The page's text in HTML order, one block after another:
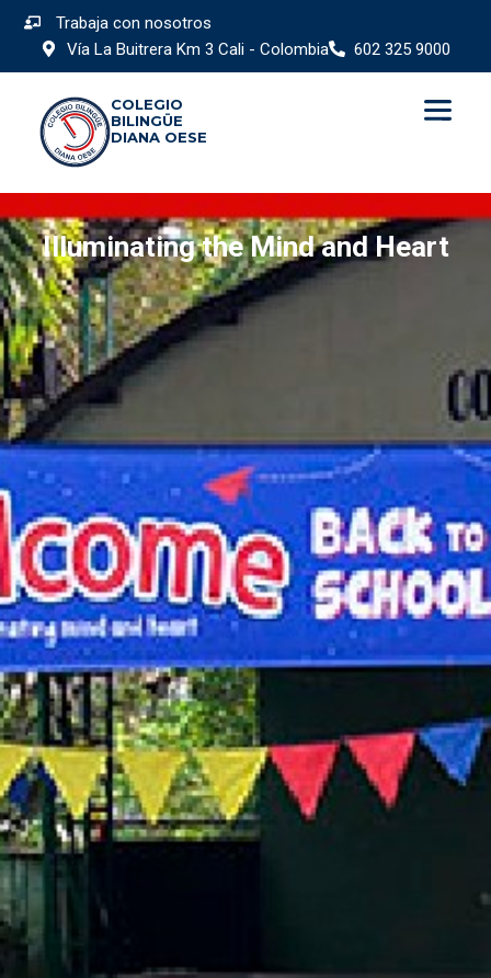
Vía La Buitrera Km 3 Cali - Colombia 602 325 9000
Trabaja con nosotros
COLEGIO
BILINGÜE
DIANA OESE
Illuminating the Mind and Heart